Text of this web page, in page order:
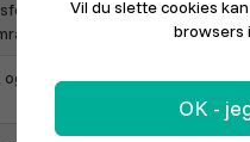
shoppingcenter eller
forbinder vi automatisk
så har du helt automatisk
Vil du slette cookies
browsers
OK -